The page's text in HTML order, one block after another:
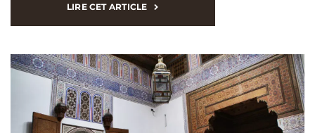
LIRE CET ARTICLE